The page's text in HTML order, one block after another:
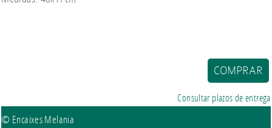
Consultar plazos de entrega
© Encaixes Melania